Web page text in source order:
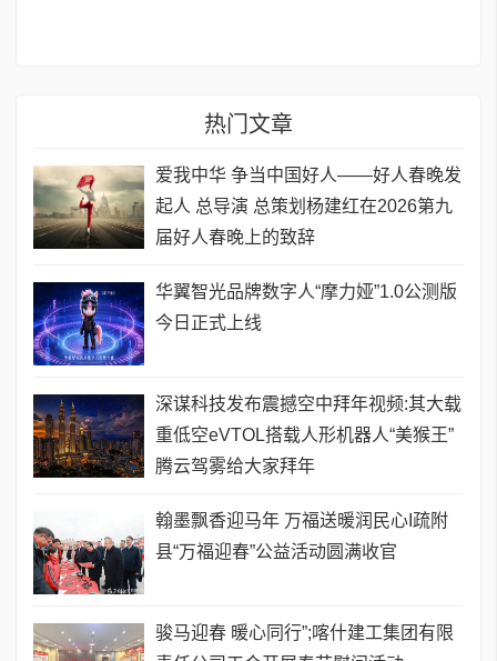
热门文章
爱我中华 争当中国好人——好人春晚发
起人 总导演 总策划杨建红在2026第九
届好人春晚上的致辞
华翼智光品牌数字人“摩力娅”1.0公测版
今日正式上线
深谋科技发布震撼空中拜年视频:其大载
重低空eVTOL搭载人形机器人“美猴王”
腾云驾雾给大家拜年
翰墨飘香迎马年 万福送暖润民心I疏附
县“万福迎春”公益活动圆满收官
骏马迎春 暖心同行”;喀什建工集团有限